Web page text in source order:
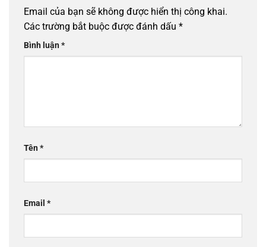
Email của bạn sẽ không được hiển thị công khai.
Các trường bắt buộc được đánh dấu *
Bình luận*
Tên*
Email *